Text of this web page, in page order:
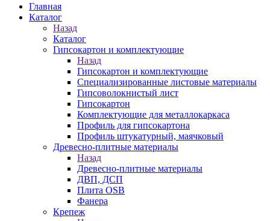
Главная
Каталог
Назад
Каталог
Гипсокартон и комплектующие
Назад
Гипсокартон и комплектующие
Специализированные листовые материалы
Гипсоволокнистый лист
Гипсокартон
Комплектующие для металлокаркаса
Профиль для гипсокартона
Профиль штукатурный, маячковый
Древесно-плитные материалы
Назад
Древесно-плитные материалы
ДВП, ДСП
Плита OSB
Фанера
Крепеж